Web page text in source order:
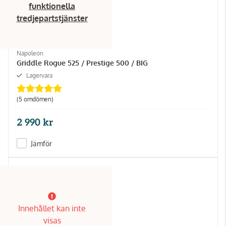
funktionella
tredjepartstjänster
Napoleon
Griddle Rogue 525 / Prestige 500 / BIG
Lagervara
(5 omdömen)
2 990 kr
Jämför
Innehållet kan inte
visas